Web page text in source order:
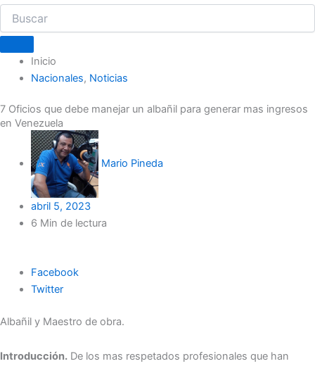
Inicio
Nacionales, Noticias
7 Oficios que debe manejar un albañil para generar mas ingresos
en Venezuela
Mario Pineda
abril 5, 2023
6 Min de lectura
Facebook
Twitter
Albañil y Maestro de obra.
Introducción. De los mas respetados profesionales que han